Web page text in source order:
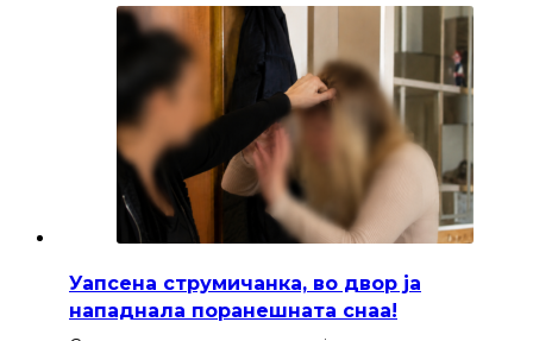
Уапсена струмичанка, во двор ја
нападнала поранешната снаа!